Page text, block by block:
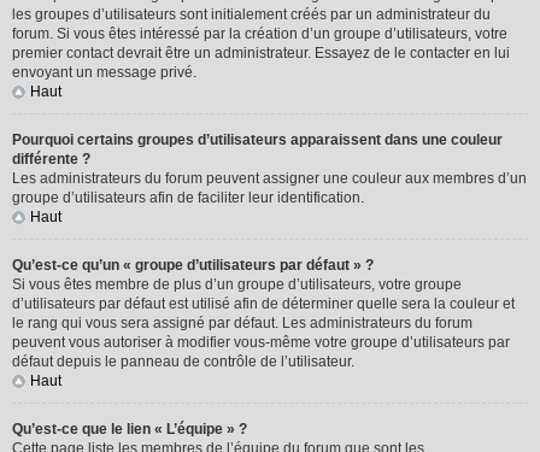
les groupes d’utilisateurs sont initialement créés par un administrateur du
forum. Si vous êtes intéressé par la création d’un groupe d’utilisateurs, votre
premier contact devrait être un administrateur. Essayez de le contacter en lui
envoyant un message privé.
Haut
Pourquoi certains groupes d’utilisateurs apparaissent dans une couleur
différente ?
Les administrateurs du forum peuvent assigner une couleur aux membres d’un
groupe d’utilisateurs afin de faciliter leur identification.
Haut
Qu’est-ce qu’un « groupe d’utilisateurs par défaut » ?
Si vous êtes membre de plus d’un groupe d’utilisateurs, votre groupe
d’utilisateurs par défaut est utilisé afin de déterminer quelle sera la couleur et
le rang qui vous sera assigné par défaut. Les administrateurs du forum
peuvent vous autoriser à modifier vous-même votre groupe d’utilisateurs par
défaut depuis le panneau de contrôle de l’utilisateur.
Haut
Qu’est-ce que le lien « L’équipe » ?
Cette page liste les membres de l’équipe du forum que sont les